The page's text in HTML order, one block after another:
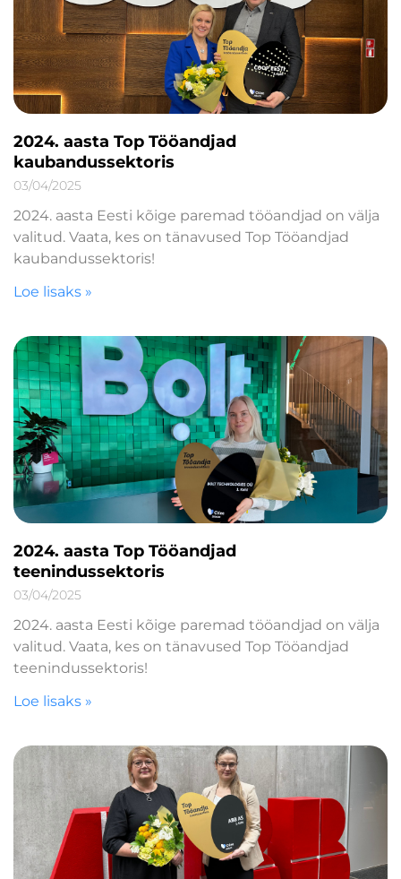
2024. aasta Top Tööandjad
kaubandussektoris
03/04/2025
2024. aasta Eesti kõige paremad tööandjad on välja
valitud. Vaata, kes on tänavused Top Tööandjad
kaubandussektoris!
Loe lisaks »
2024. aasta Top Tööandjad
teenindussektoris
03/04/2025
2024. aasta Eesti kõige paremad tööandjad on välja
valitud. Vaata, kes on tänavused Top Tööandjad
teenindussektoris!
Loe lisaks »